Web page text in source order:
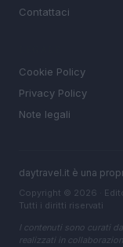
Contattaci
Cookie Policy
Privacy Policy
Note legali
daytravel.it è una
Copyright © 2026 ·
Tutti i diritti riservati
I contenuti sono curati
realizzati in